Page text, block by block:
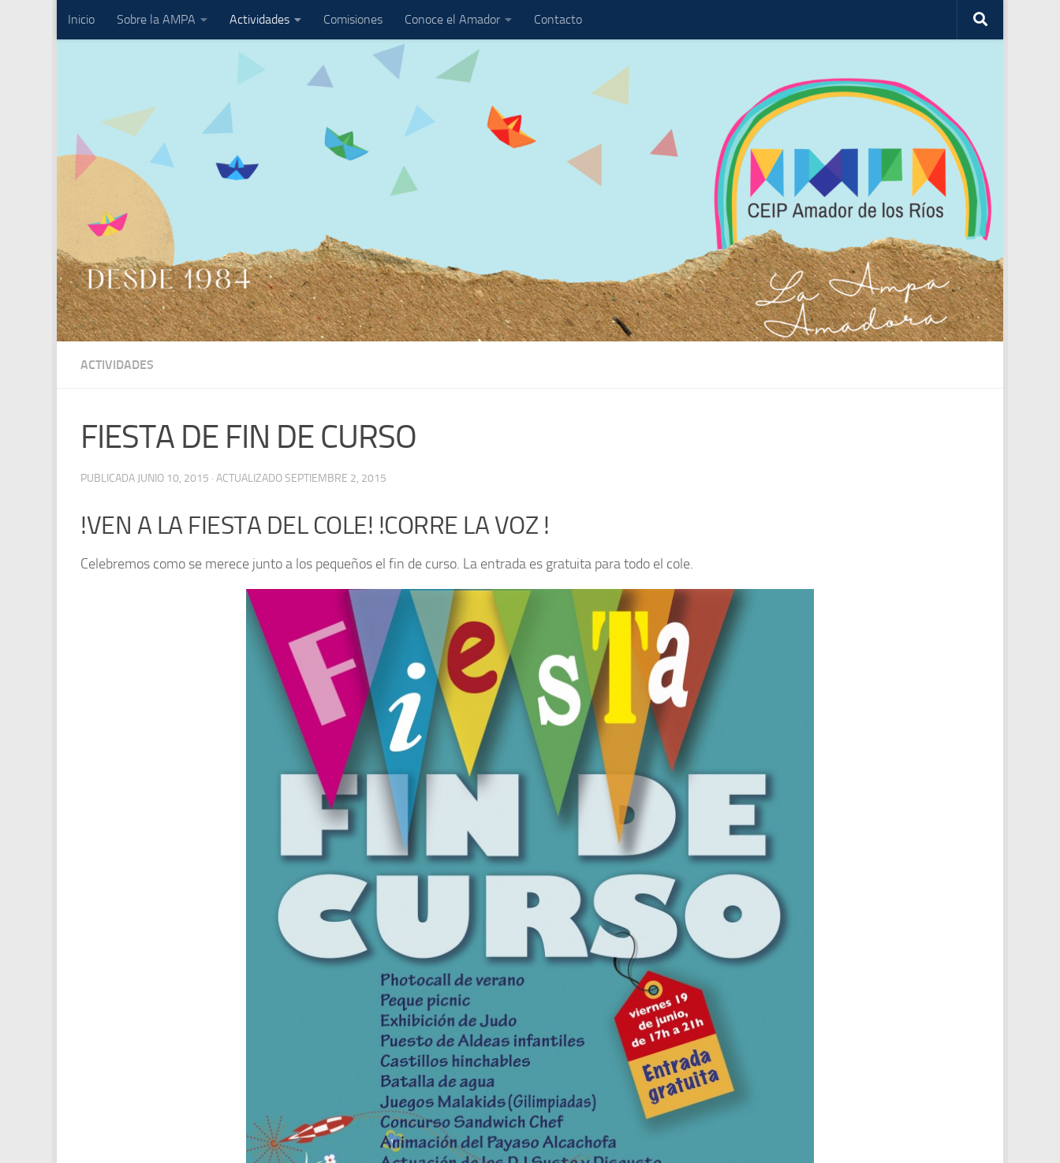
Saltar al contenido
Inicio Sobre la AMPA Actividades Comisiones Conoce el Amador Contacto
ACTIVIDADES
FIESTA DE FIN DE CURSO
PUBLICADA JUNIO 10, 2015 · ACTUALIZADOSEPTIEMBRE 2, 2015
!VEN A LA FIESTA DEL COLE! !CORRE LA VOZ !
Celebremos como se merece junto a los pequeños el fin de curso. La entrada es gratuita para todo el cole.